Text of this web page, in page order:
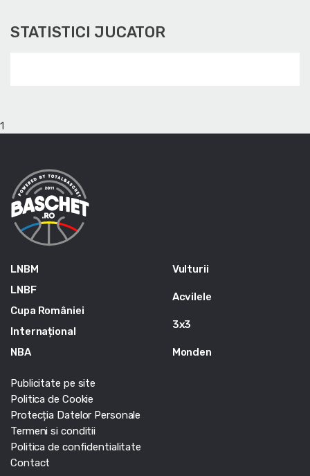
STATISTICI JUCATOR
1
LNBM
LNBF
Cupa României
Internațional
NBA
Vulturii
Acvilele
3x3
Monden
Publicitate pe site
Politica de Cookie
Protecția Datelor Personale
Termeni si conditii
Politica de confidentialitate
Contact